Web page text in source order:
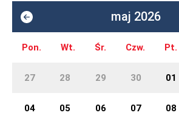
maj 2026
Pon. Wt. Śr. Czw. Pt.
27 28 29 30 01
04 05 06 07 08